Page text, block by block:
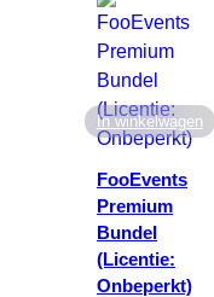
In winkelwagen
FooEvents
Premium
Bundel
(Licentie:
Onbeperkt)